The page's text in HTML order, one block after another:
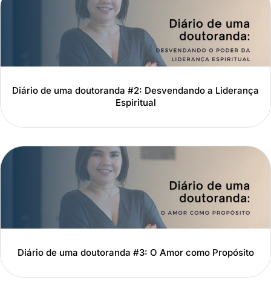
Diário de uma doutoranda #2: Desvendando a Liderança
Espiritual
Diário de uma doutoranda #3: O Amor como Propósito